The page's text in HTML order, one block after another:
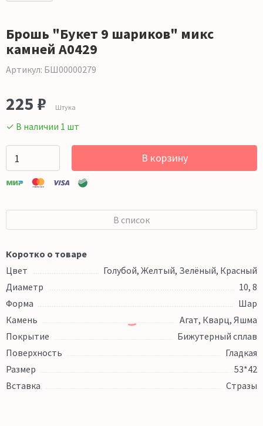
Брошь "Букет 9 шариков" микс
камней А0429
Артикул: БШ00000279
225 ₽ Штука
✓ В наличии 1 шт
В корзину
В список
Коротко о товаре
Цвет
Голубой, Желтый, Зелёный, Красный
Диаметр
10, 8
Форма
Шар
Камень
Агат, Кварц, Яшма
Покрытие
Бижутерный сплав
Поверхность
Гладкая
Размер
53*42
Вставка
Стразы